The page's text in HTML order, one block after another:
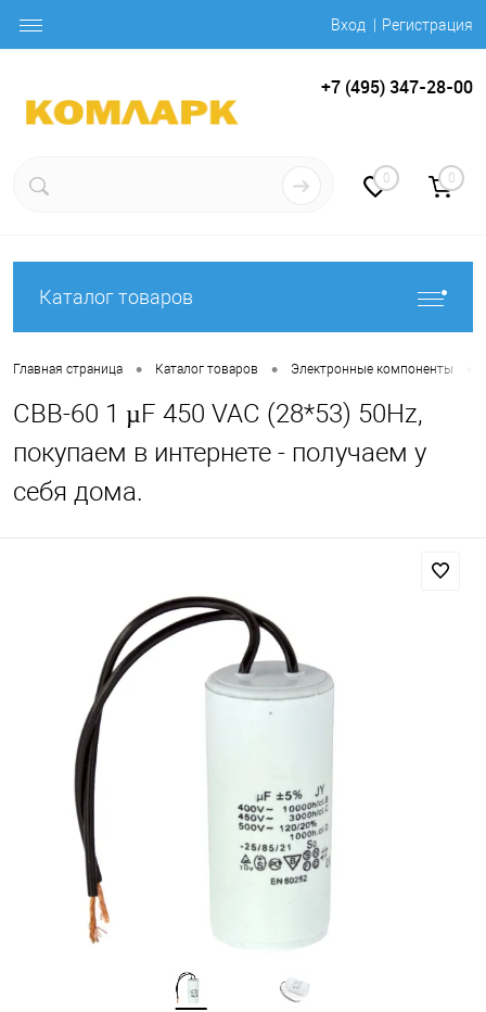
Вход Регистрация
+7 (495) 347-28-00
0 0
Каталог товаров
Главная страница • Каталог товаров • Электронные компоненты
CBB-60 1 µF 450 VAC (28*53) 50Hz,
покупаем в интернете - получаем у
себя дома.